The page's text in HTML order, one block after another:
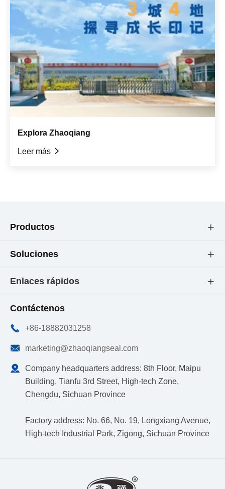
Explora Zhaoqiang
Leer más 
Productos 
Soluciones 
Enlaces rápidos 
Contáctenos
 +86-18882031258
 marketing@zhaoqiangseal.com

Company headquarters address: 8th Floor, Maipu
Building, Tianfu 3rd Street, High-tech Zone,
Chengdu, Sichuan Province
Factory address: No. 66, No. 19, Longxiang Avenue,
High-tech Industrial Park, Zigong, Sichuan Province